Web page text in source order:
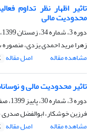
تاثیر اظهار نظر تداوم
محدودیت مالی
دوره 3، شماره 34، زمستان 1399، صفحه
زهرا مرید احمدی یزدی،
مشاهده مقاله
اصل مقاله
تاثیر محدودیت مالی و
دوره 3، شماره 30، پاییز 1399، صفحه
فرزین خوشکار، ابوالفضل صدری
مشاهده مقاله
اصل مقاله